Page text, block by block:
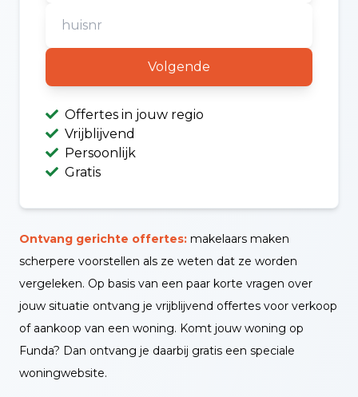
Volgende
Offertes in jouw regio
Vrijblijvend
Persoonlijk
Gratis
Ontvang gerichte offertes: makelaars maken
scherpere voorstellen als ze weten dat ze worden
vergeleken. Op basis van een paar korte vragen over
jouw situatie ontvang je vrijblijvend offertes voor verkoop
of aankoop van een woning. Komt jouw woning op
Funda? Dan ontvang je daarbij gratis een speciale
woningwebsite.